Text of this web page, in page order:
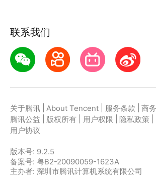
联系我们
关于腾讯 About Tencent 服务条款 商
腾讯公益
版权所有 用户权限 隐私政策
用户协议
版本号: 9.2.5
备案号: 粤B2-20090059-1623A
主办者: 深圳市腾讯计算机系统有限公司